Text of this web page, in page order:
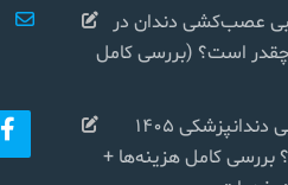
عصب‌کشی دندان در
سال ۱۴۰۵ چقدر است؟ (بررسی کامل
تعرفه تقریبی دندانپزشکی ۱۴۰۵
کامل هزینه‌ها +